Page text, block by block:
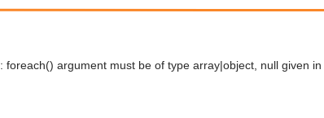
: foreach() argument must be of type array|object, null given in